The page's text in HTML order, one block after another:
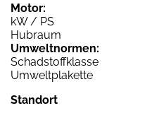
Motor:
kW / PS
Hubraum
Umweltnormen:
Schadstoffklasse
Umweltplakette
Standort